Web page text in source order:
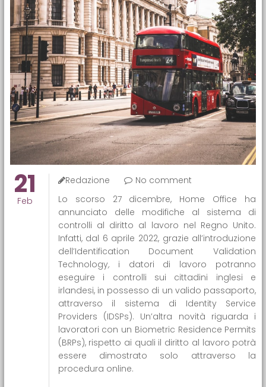
21
Feb
Redazione
No comment
Lo scorso 27 dicembre, Home Office ha
annunciato delle modifiche al sistema di
controlli al diritto al lavoro nel Regno Unito.
Infatti, dal 6 aprile 2022, grazie all’introduzione
dell’Identification Document Validation
Technology, i datori di lavoro potranno
eseguire i controlli sui cittadini inglesi e
irlandesi, in possesso di un valido passaporto,
attraverso il sistema di Identity Service
Providers (IDSPs). Un’altra novità riguarda i
lavoratori con un Biometric Residence Permits
(BRPs), rispetto ai quali il diritto al lavoro potrà
essere dimostrato solo attraverso la
procedura online.